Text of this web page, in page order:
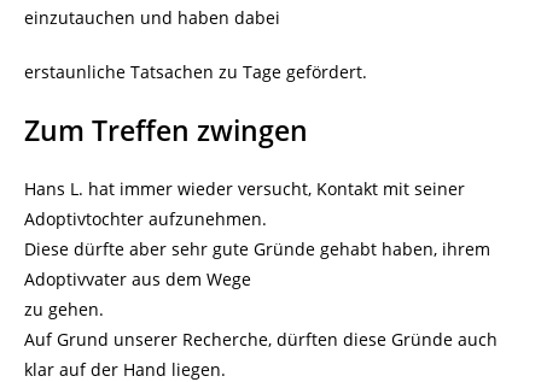
einzutauchen und haben dabei
erstaunliche Tatsachen zu Tage gefördert.
Zum Treffen zwingen
Hans L. hat immer wieder versucht, Kontakt mit seiner
Adoptivtochter aufzunehmen.
Diese dürfte aber sehr gute Gründe gehabt haben, ihrem
Adoptivvater aus dem Wege
zu gehen.
Auf Grund unserer Recherche, dürften diese Gründe auch
klar auf der Hand liegen.